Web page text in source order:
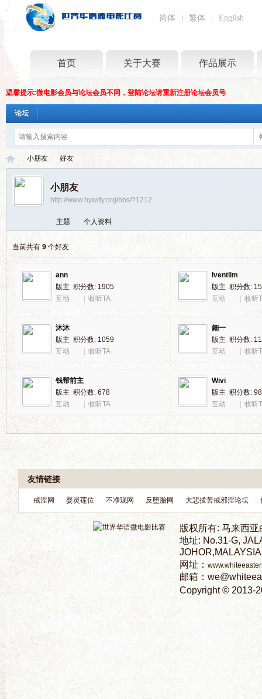
简体 繁体 English
首页 关于大赛 作品展示
温馨提示:微电影会员与论坛会员不同，登陆论坛请重新注册论坛会员号
论坛
›
小朋友 好友
小朋友
http://www.hywdy.org/bbs/?1212
主题 个人资料
当前共有 9 个好友
ann
版主 积分数: 1905
互动
收听TA
lventlim
版主 积分数:
互动
收听
沐沐
版主 积分数: 1059
互动
收听TA
鈿一
版主 积分数:
互动
收听
钱帮前主
版主 积分数: 678
互动
收听TA
Wivi
版主 积分数:
互动
收听